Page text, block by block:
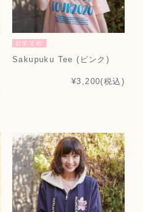
おすすめ
Sakupuku Tee (ピンク)
¥3,200(税込)